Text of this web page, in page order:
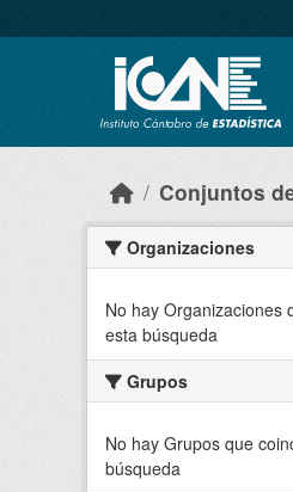
Conjuntos
Organizaciones
No hay Organizaciones
esta búsqueda
Grupos
No hay Grupos que
búsqueda